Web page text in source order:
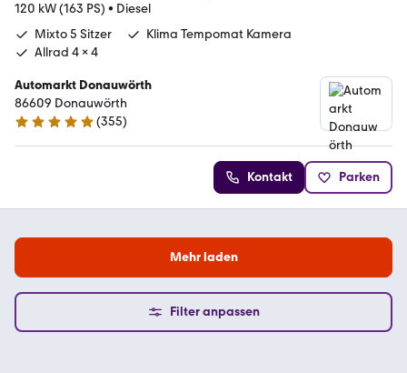
120 kW (163 PS) • Diesel
Mixto 5 Sitzer
Klima Tempomat Kamera
Allrad 4 x 4
Automarkt Donauwörth
86609 Donauwörth
4.9 Sterne
(355)
Kontakt Parken
Mehr laden
Filter anpassen